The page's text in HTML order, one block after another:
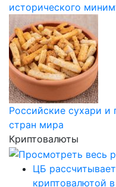
исторического
Российские сухари и
стран мира
Криптовалюты
ЦБ
криптовалютой